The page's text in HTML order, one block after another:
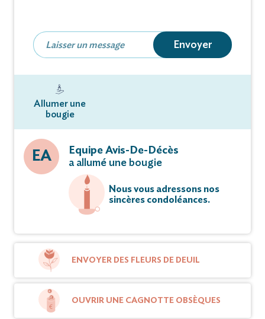
Envoyer
Allumer une
bougie
EA
Equipe Avis-De-Décès
a allumé une bougie
Nous vous adressons nos
sincères condoléances.
ENVOYER DES FLEURS DE DEUIL
OUVRIR UNE CAGNOTTE OBSÈQUES